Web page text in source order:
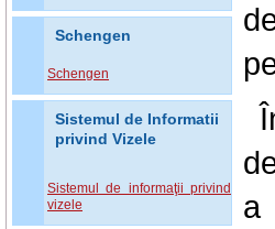
Schengen
Schengen
Sistemul de Informatii
privind Vizele
Sistemul de informaţii privind
vizele
a